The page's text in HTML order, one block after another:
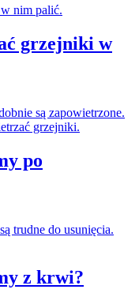
nim palić.
grzejniki w
są zapowietrzone.
grzejniki.
po
trudne do usunięcia.
z krwi?